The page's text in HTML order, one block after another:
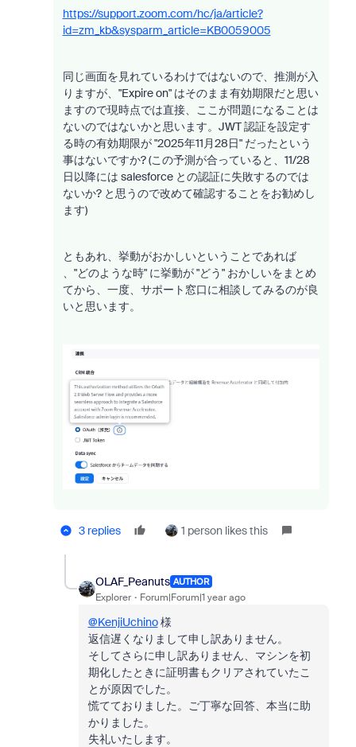
https://support.zoom.com/hc/ja/article?
id=zm_kb&sysparm_article=KB0059005
同じ画面を見れているわけではないので、推測が入
りますが、"Expire on" はそのまま有効期限だと思い
ますので現時点では直接、ここが問題になることは
ないのではないかと思います。JWT 認証を設定す
る時の有効期限が"2025年11月28日" だったという
事はないですか? (この予測が合っていると、11/28
日以降には salesforce との認証に失敗するのでは
ないか? と思うので改めて確認することをお勧めし
ます)
ともあれ、挙動がおかしいということであれば
、"どのような時" に挙動が "どう" おかしいをまとめ
てから、一度、サポート窓口に相談してみるのが良
いと思います。
3 replies 1 person likes this
OLAF_Peanuts AUTHOR
Explorer Forum|Forum|1 year ago
@KenjiUchino様
返信遅くなりまして申し訳ありません。
そしてさらに申し訳ありません、マシンを初
期化したときに証明書もクリアされていたこ
とが原因でした。
慌てておりました。ご丁寧な回答、本当に助
かりました。
失礼いたします。